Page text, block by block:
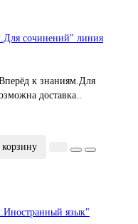
сочинений" линия
к знаниям.Для
доставка..
язык"